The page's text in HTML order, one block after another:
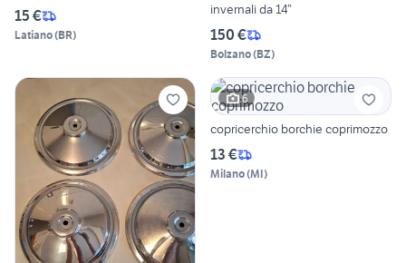
15 €
Latiano(BR)
invernali da 14”
150 €
Bolzano(BZ)
6
copricerchio borchie coprimozzo
13 €
Milano(MI)